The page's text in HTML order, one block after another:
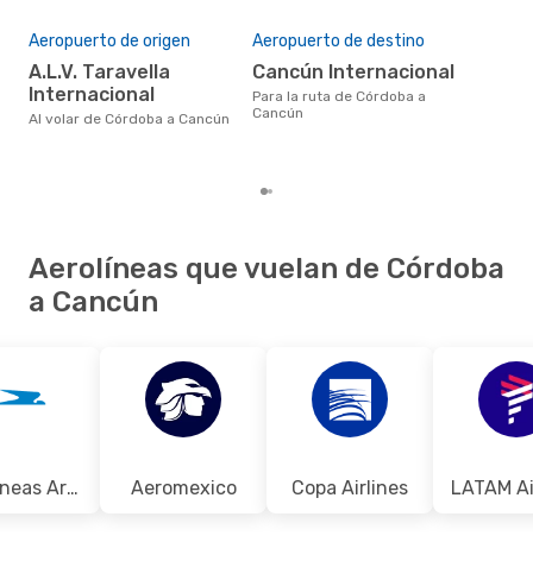
Aeropuerto de origen
A.L.V. Taravella
Internacional
Al volar de Córdoba a Cancún
Aeropuerto de destino
Cancún Internacional
Para la ruta de Córdoba a
Cancún
Aerolíneas que vuelan de Córdoba
a Cancún
Aerolineas Argentinas Aeromexico Copa Airlines LATAM